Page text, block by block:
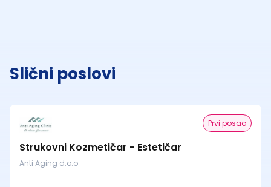
Slični poslovi
Prvi posao
Strukovni Kozmetičar - Estetičar
Anti Aging d.o.o